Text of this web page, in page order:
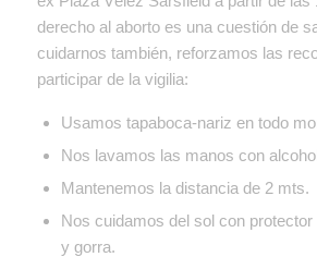
derecho al aborto es una cuestión de
cuidarnos también, reforzamos las
participar de la vigilia:
Usamos tapaboca-nariz en todo
Nos lavamos las manos con
Mantenemos la distancia de 2 mts.
Nos cuidamos del sol con protector
y gorra.